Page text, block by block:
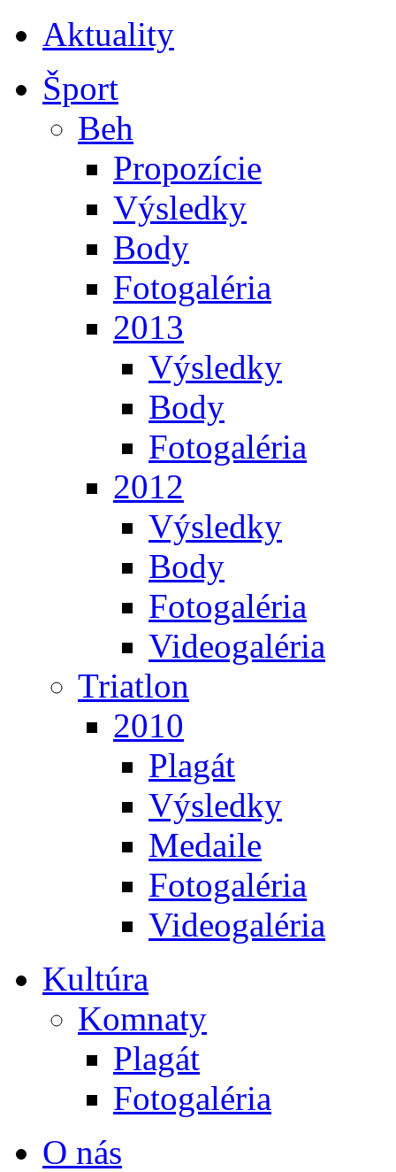
Aktuality
Šport
Beh
Propozície
Výsledky
Body
Fotogaléria
2013
Výsledky
Body
Fotogaléria
2012
Výsledky
Body
Fotogaléria
Videogaléria
Triatlon
2010
Plagát
Výsledky
Medaile
Fotogaléria
Videogaléria
Kultúra
Komnaty
Plagát
Fotogaléria
O nás